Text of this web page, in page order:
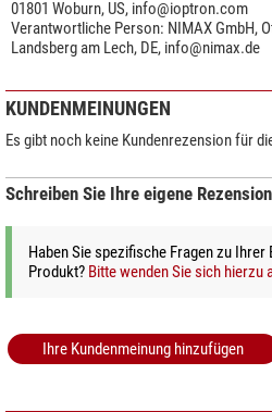
(Jan Ströher)
Der iOptron iPolar funktioniert mit
eine spezielle Anwendung, die im
App ermöglicht es, die iPolar-Kamera
Teleskopmontierung zu verwenden.
Mobile". Allerdings erfordert die
Bitte beachten Sie, dass die iPolar-
Systemanforderungen erfüllt und dass
Verbindungen verfügen, um die iPolar-
01801 Woburn, US, info@ioptron.com
Verantwortliche Person: NIMAX GmbH,
Landsberg am Lech, DE, info@nimax.de
KUNDENMEINUNGEN
Es gibt noch keine Kundenrezension für
Schreiben Sie Ihre eigene Rezension
Haben Sie spezifische Fragen zu
Produkt? Bitte wenden Sie sich hierzu
Ihre Kundenmeinung hinzufügen